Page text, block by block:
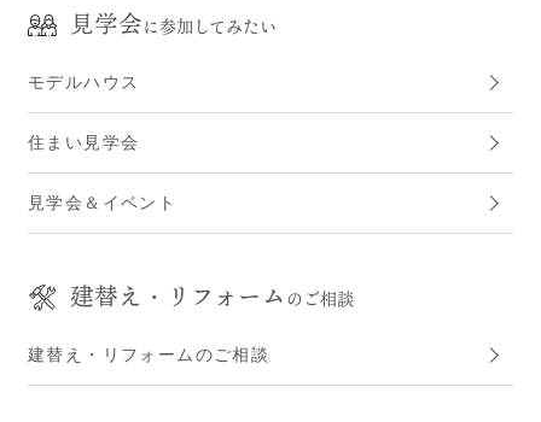
見学会に参加してみたい
モデルハウス
住まい見学会
見学会＆イベント
建替え・リフォーム のご相談
建替え・リフォームのご相談